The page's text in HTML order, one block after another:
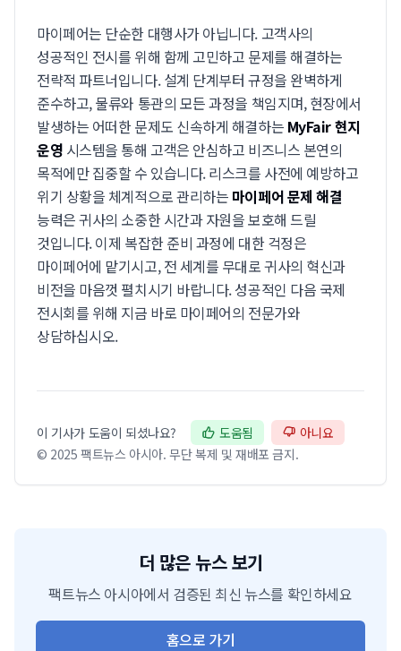
마이페어는 단순한 대행사가 아닙니다. 고객사의
성공적인 전시를 위해 함께 고민하고 문제를 해결하는
전략적 파트너입니다. 설계 단계부터 규정을 완벽하게
준수하고, 물류와 통관의 모든 과정을 책임지며, 현장에서
발생하는 어떠한 문제도 신속하게 해결하는 MyFair 현지
운영 시스템을 통해 고객은 안심하고 비즈니스 본연의
목적에만 집중할 수 있습니다. 리스크를 사전에 예방하고
위기 상황을 체계적으로 관리하는 마이페어 문제 해결
능력은 귀사의 소중한 시간과 자원을 보호해 드릴
것입니다. 이제 복잡한 준비 과정에 대한 걱정은
마이페어에 맡기시고, 전 세계를 무대로 귀사의 혁신과
비전을 마음껏 펼치시기 바랍니다. 성공적인 다음 국제
전시회를 위해 지금 바로 마이페어의 전문가와
상담하십시오.
이 기사가 도움이 되셨나요? 도움됨
아니요
© 2025 팩트뉴스 아시아. 무단 복제 및 재배포 금지.
더 많은 뉴스 보기
팩트뉴스 아시아에서 검증된 최신 뉴스를 확인하세요
홈으로 가기